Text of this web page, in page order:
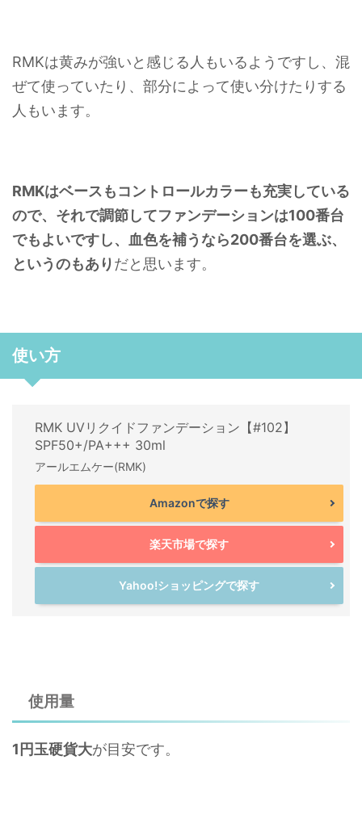
RMKは黄みが強いと感じる人もいるようですし、混
ぜて使っていたり、部分によって使い分けたりする
人もいます。
RMKはベースもコントロールカラーも充実している
ので、 それで調節してファンデーションは100番台
でもよいですし、 血色を補うなら200番台を選ぶ、
というのもありだと思います。
使い方
RMK UVリクイドファンデーション【#102】
SPF50+/PA+++ 30ml
アールエムケー(RMK)
Amazonで探す
楽天市場で探す
Yahoo!ショッピングで探す
使用量
1円玉硬貨大が目安です。